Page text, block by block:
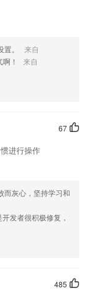
答各阶段幼儿、小
兴趣选择等问题，同
详情;
佳校园服务的亮点所
的知道各个学生的进
。
来自
！
来自
67
进行操作
而灰心，坚持学习和
发者很积极修复，
485